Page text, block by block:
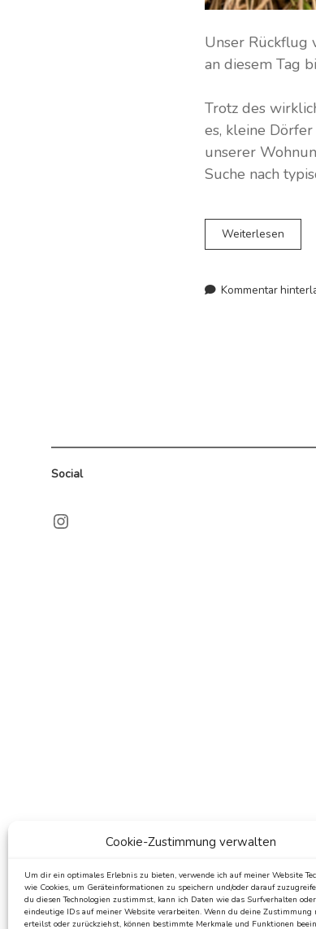
Cookie-Zustimmung verwalten
Um dir ein optimales Erlebnis zu bieten, verwende ich auf meiner Website
wie Cookies, um Geräteinformationen zu speichern und/oder darauf
du diesen Technologien zustimmst, kann ich Daten wie das Surfverhalten oder
eindeutige IDs auf meiner Website verarbeiten. Wenn du deine Zustimmung
erteilst oder zurückziehst, können bestimmte Merkmale und Funktionen
Unser Rückflug
an diesem Tag
Trotz des
es, kleine
unserer
Suche nach
Weiterlesen
im
–
Kommentar
Social
Instagram